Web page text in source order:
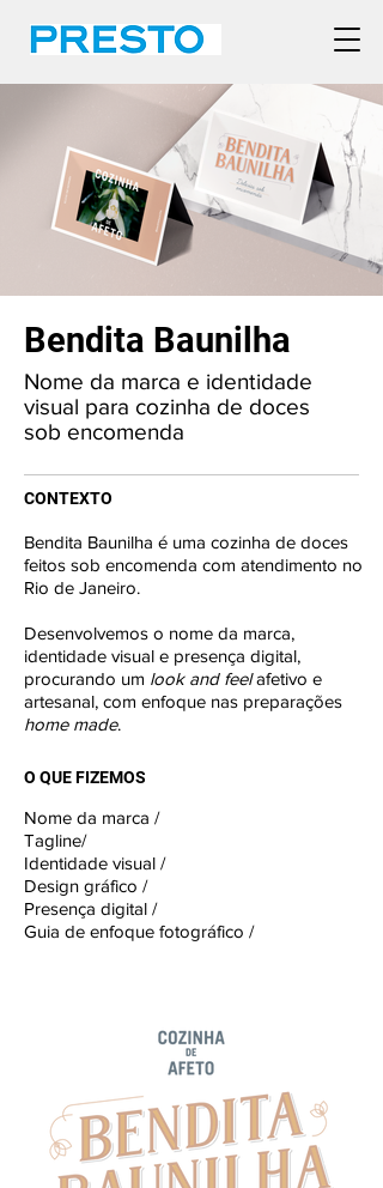
Bendita Baunilha
Nome da marca e identidade
visual para cozinha de doces
sob encomenda
O QUE FIZEMOS
Nome da marca /
Tagline/
Identidade visual /
Design gráfico /
Presença digital /
Guia de enfoque fotográfico /
CONTEXTO
Bendita Baunilha é uma cozinha de doces
feitos sob encomenda com atendimento no
Rio de Janeiro.
Desenvolvemos o nome da marca,
identidade visual e presença digital,
procurando um look and feelafetivo e
artesanal, com enfoque nas preparações
home made.